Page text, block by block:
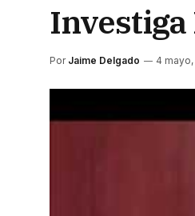
Investiga
Por Jaime Delgado 4 mayo,